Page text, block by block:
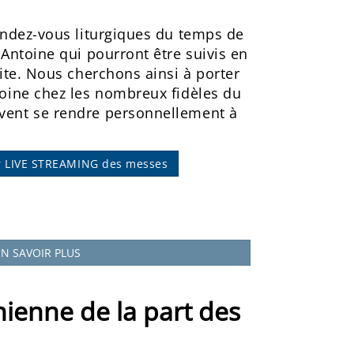
vous liturgiques du temps de
qui pourront être suivis en
Nous cherchons ainsi à porter
chez les nombreux fidèles du
se rendre personnellement à
STREAMING des messes
SAVOIR PLUS
de la part des